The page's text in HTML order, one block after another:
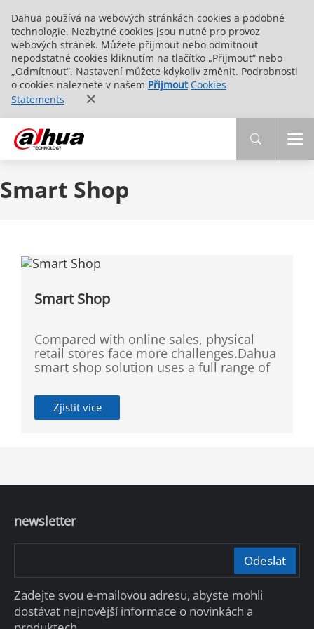
Dahua používá na webových stránkách cookies a podobné
technologie. Nezbytné cookies jsou nutné pro provoz
webových stránek. Můžete přijmout nebo odmítnout
nepodstatné cookies kliknutím na tlačítko „Přijmout“ nebo
„Odmítnout“. Nastavení můžete kdykoliv změnit. Podrobnosti
o cookies naleznete v našem Přijmout Cookies
Statements
Smart Shop
Smart Shop
Compared with online sales, physical
retail stores face more challenges.Dahua
smart shop solution uses a full range of
intelligent algorithms, to cater to and
attract customers.Dahua smart shop
solution adopts a more convenient
Zjistit více
newsletter
Odeslat
Zadejte svou e-mailovou adresu, abyste mohli
dostávat nejnovější informace o novinkách a